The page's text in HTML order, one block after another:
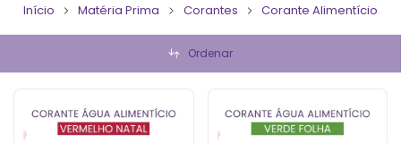
Início Matéria Prima Corantes Corante Alimentício
Ordenar